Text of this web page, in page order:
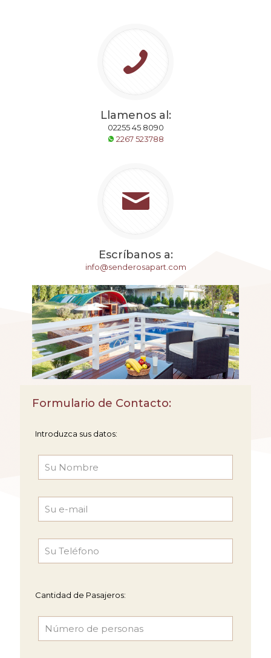
Llamenos al:
02255 45 8090
2267 523788
Escríbanos a:
info@senderosapart.com
Formulario de Contacto:
Introduzca sus datos:
Cantidad de Pasajeros: